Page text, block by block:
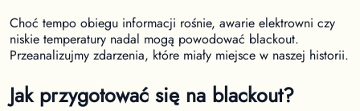
Choć tempo obiegu informacji rośnie, awarie elektrowni czy
niskie temperatury nadal mogą powodować blackout.
Przeanalizujmy zdarzenia, które miały miejsce w naszej historii.
Jak przygotować się na blackout?